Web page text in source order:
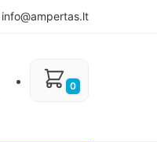
info@ampertas.lt
0